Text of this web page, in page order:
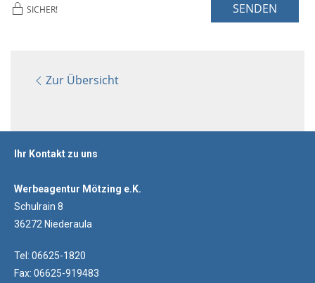
SICHER! SENDEN
Zur Übersicht
Ihr Kontakt zu uns
Werbeagentur Mötzing e.K.
Schulrain 8
36272 Niederaula
Tel: 06625-1820
Fax: 06625-919483